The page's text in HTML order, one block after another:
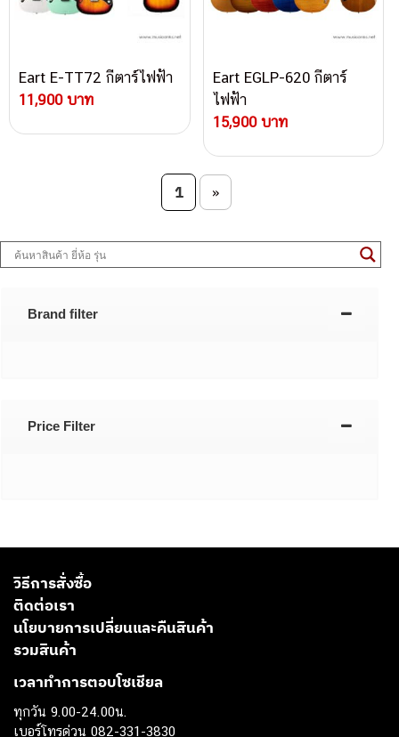
Eart E-TT72 กีตาร์ไฟฟ้า
11,900 บาท
Eart EGLP-620 กีตาร์
ไฟฟ้า
15,900 บาท
Post navigation 1 »
Brand filter
Price Filter
วิธีการสั่งซื้อ
ติดต่อเรา
นโยบายการเปลี่ยนและคืนสินค้า
รวมสินค้า
เวลาทำการตอบโซเชียล
ทุกวัน 9.00-24.00น.
เบอร์โทรด่วน 082-331-3830